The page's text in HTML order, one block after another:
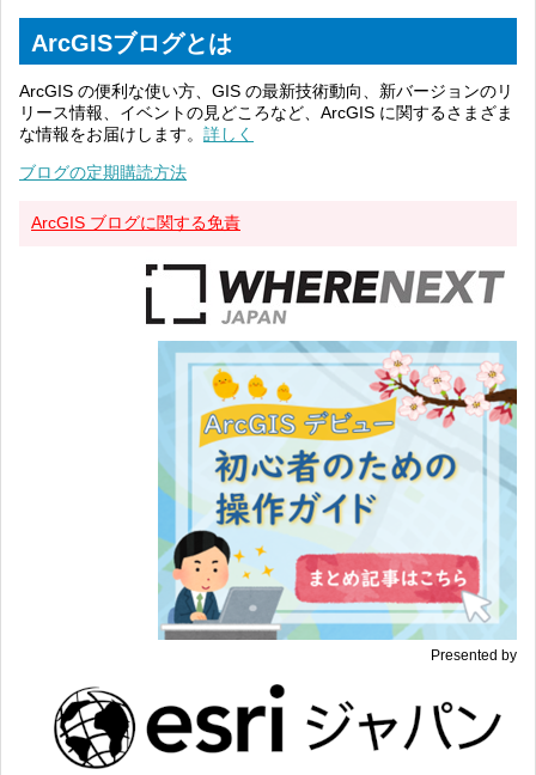
ArcGISブログとは
ArcGIS の便利な使い方、GIS の最新技術動向、新バージョンのリ
リース情報、イベントの見どころなど、ArcGIS に関するさまざま
な情報をお届けします。 詳しく
ブログの定期購読方法
ArcGIS ブログに関する免責
Presented by